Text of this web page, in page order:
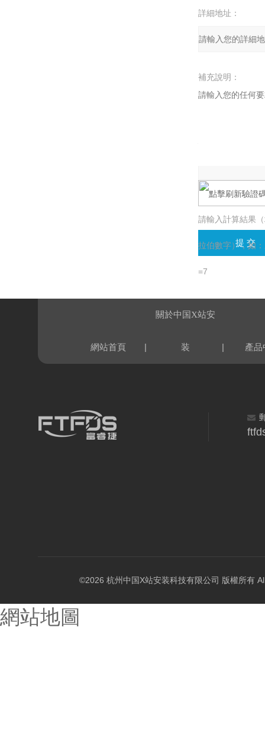
詳細地址：
補充說明：
請輸入計算結果
拉伯數字），如
=7
網站首頁 |
關於中国X站安
装 | 產品
©2026 杭州中国X站安装科技有限公司 版權所有
網站地圖